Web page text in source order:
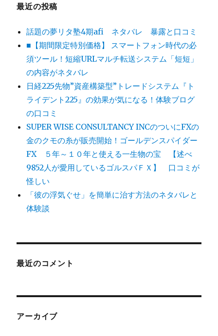
最近の投稿
話題の夢リタ塾4期afi ネタバレ 暴露と口コミ
■【期間限定特別価格】 スマートフォン時代の必
須ツール！短縮URLマルチ転送システム「短短」
の内容がネタバレ
日経225先物”資産構築型”トレードシステム『ト
ライデント225』の効果が気になる！体験ブログ
の口コミ
SUPER WISE CONSULTANCY INCのついにFXの
金のクモの糸が販売開始！ゴールデンスパイダー
FX ５年～１０年と使える一生物の宝 【述べ
9852人が愛用しているゴルスパＦＸ】 口コミが
怪しい
「彼の浮気ぐせ」を簡単に治す方法のネタバレと
体験談
最近のコメント
アーカイブ